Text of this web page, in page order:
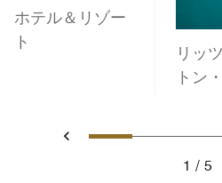
ホテル＆リゾー
ト
リッ
トン
戻る
1 2 3
1 5